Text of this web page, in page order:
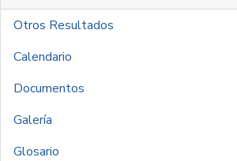
Otros Resultados
Calendario
Documentos
Galería
Glosario